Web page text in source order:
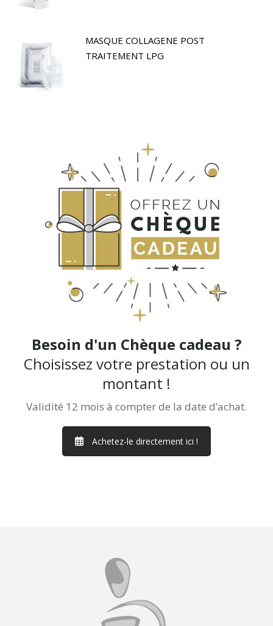
MASQUE COLLAGENE POST
TRAITEMENT LPG
Besoin d'un Chèque cadeau ?
Choisissez votre prestation ou un
montant !
Validité 12 mois à compter de la date d’achat.
Achetez-le directement ici !